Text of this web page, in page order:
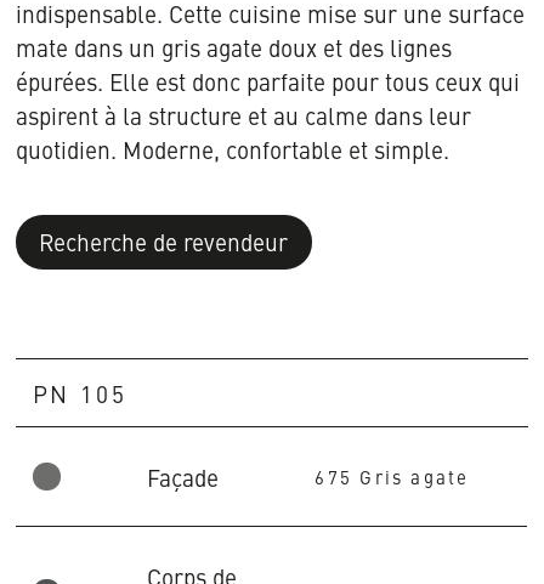
indispensable. Cette cuisine mise sur une surface
mate dans un gris agate doux et des lignes
épurées. Elle est donc parfaite pour tous ceux qui
aspirent à la structure et au calme dans leur
quotidien. Moderne, confortable et simple.
Recherche de revendeur
PN 105
Façade 675 Gris agate
Corps de